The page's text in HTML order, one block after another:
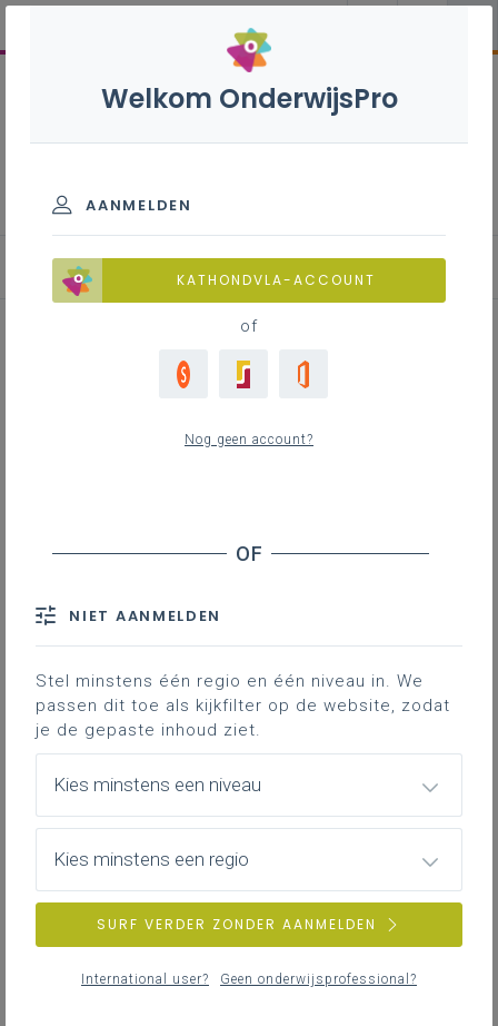
Leerplan
volledig afgewerkte versie van het
is geldig voor de volledige 2de
graad vanaf 1 september 2024.
DOWNLOADS
II-EngS-a januari 24
WORD 313KB
Welkom OnderwijsPro
AANMELDEN
KATHONDVLA-ACCOUNT
of
Nog geen account?
NIET AANMELDEN
Stel minstens één regio en één niveau in. We
passen dit toe als kijkfilter op de website, zodat
je de gepaste inhoud ziet.
Kies minstens een niveau
Kies minstens een regio
SURF VERDER ZONDER AANMELDEN
International user? Geen onderwijsprofessional?